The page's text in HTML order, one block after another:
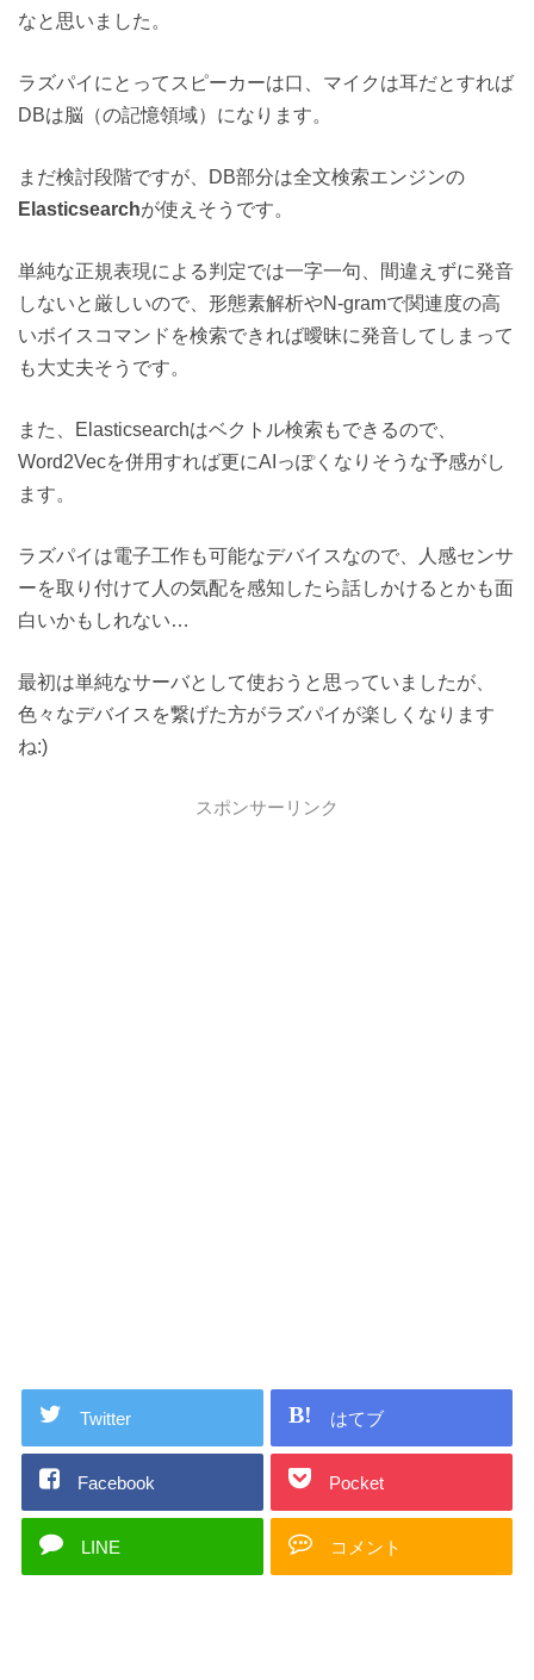
なと思いました。
ラズパイにとってスピーカーは口、マイクは耳だとすれば
DBは脳（の記憶領域）になります。
まだ検討段階ですが、DB部分は全文検索エンジンの
Elasticsearchが使えそうです。
単純な正規表現による判定では一字一句、間違えずに発音
しないと厳しいので、形態素解析やN-gramで関連度の高
いボイスコマンドを検索できれば曖昧に発音してしまって
も大丈夫そうです。
また、Elasticsearchはベクトル検索もできるので、
Word2Vecを併用すれば更にAIっぽくなりそうな予感がし
ます。
ラズパイは電子工作も可能なデバイスなので、人感センサ
ーを取り付けて人の気配を感知したら話しかけるとかも面
白いかもしれない…
最初は単純なサーバとして使おうと思っていましたが、
色々なデバイスを繋げた方がラズパイが楽しくなります
ね:)
スポンサーリンク
Twitter はてブ
Facebook Pocket
LINE コメント